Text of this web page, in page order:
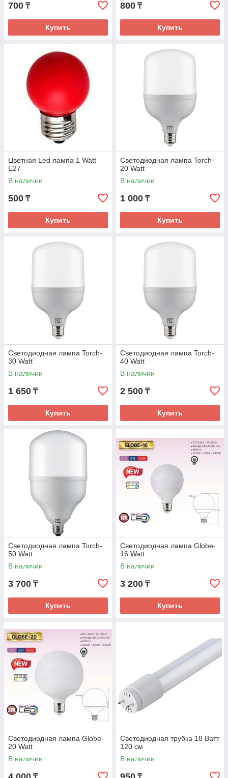
Выгодные скидки от объема заказа.
Официальная гарантия на товар.
Большой ассортимент продукции.
звоните по телефону
Мы уточняем наличие товара,
подбираем лампы под нужные
параметры, можем отправить фото
и видео
Вы вносите предоплату, и мы
отправляем вам товар (при заказе с
сайта)
Также вы можете сразу прийти в
наш магазин в Алматы, и
приобрести товар оффлайн
Гарантия качества – 1-2 года (при
сохранении чека, товара и коробки)
700 ₸
Купить
800 ₸
Купить
Цветная Led лампа 1 Watt
E27
В наличии
500 ₸
Купить
Светодиодная лампа Torch-
20 Watt
В наличии
1 000 ₸
Купить
Светодиодная лампа Torch-
30 Watt
В наличии
1 650 ₸
Купить
Светодиодная лампа Torch-
40 Watt
В наличии
2 500 ₸
Купить
Светодиодная лампа Torch-
50 Watt
В наличии
3 700 ₸
Купить
Светодиодная лампа Globe-
16 Watt
В наличии
3 200 ₸
Купить
Светодиодная лампа Globe-
20 Watt
В наличии
Светодиодная трубка 18 Ватт
120 см
В наличии